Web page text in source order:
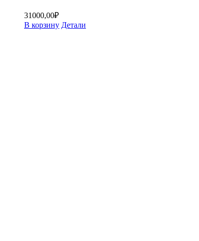
31000,00₽
В корзину Детали